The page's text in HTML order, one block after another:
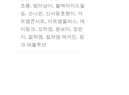
초롱, 범이낭이, 블랙아이드필
승, 손나은, 신사동호랭이, 아
트엠콘서트, 아트엠플러스, 에
이핑크, 오하영, 윤보미, 정은
지, 컬쳐엠, 컬쳐엠 매거진, 핑
크 레볼루션